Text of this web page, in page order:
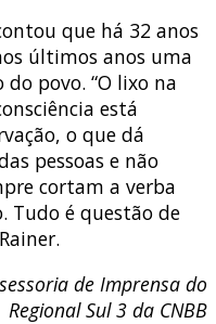
que há 32 anos
últimos anos uma
povo. “O lixo na
está
o que dá
pessoas e não
cortam a verba
Tudo é questão de
de Imprensa do
Regional Sul 3 da CNBB